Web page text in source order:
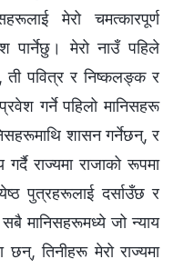
मेरो चमत्कारपूर्ण
पार्नेछु। मेरो नाउँ पहिले
ती पवित्र र निष्कलङ्क र
गर्ने पहिलो मानिसहरू
शासन गर्नेछन्, र
राज्यमा राजाको रूपमा
पुत्रहरूलाई दर्साउँछ र
मानिसहरूमध्ये जो न्याय
तिनीहरू मेरो राज्यमा